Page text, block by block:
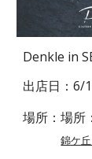
Denkle in
出店日：6/1
場所：場所
錦ケ